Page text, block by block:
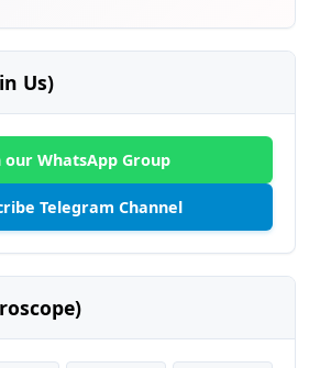
Us)
our WhatsApp Group
Telegram Channel